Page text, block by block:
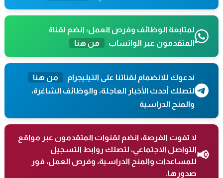
لمتابعة الوظائف وفرص العمل؛ انضم لقناة
المتقدمون عبر الواتساب
من هنا
ندعوك للانضمام لقناتنا على التيليجرام
من هنا
لتصلك أحدث الأخبار العاجلة، والوظائف الشاغرة،
والمنح الدراسية
📢
لا تفوت الفرصة، انضم لقنوات المتقدمون عبر مواقع
التواصل الاجتماعي، لتصلك روابط التسجيل
للمساعدات والمنح الدراسية، وفرص العمل، فور
صدورها.